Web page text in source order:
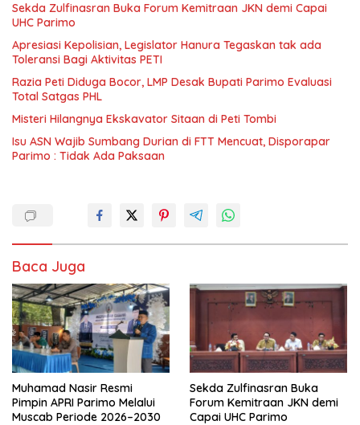
Sekda Zulfinasran Buka Forum Kemitraan JKN demi Capai
UHC Parimo
Apresiasi Kepolisian, Legislator Hanura Tegaskan tak ada
Toleransi Bagi Aktivitas PETI
Razia Peti Diduga Bocor, LMP Desak Bupati Parimo Evaluasi
Total Satgas PHL
Misteri Hilangnya Ekskavator Sitaan di Peti Tombi
Isu ASN Wajib Sumbang Durian di FTT Mencuat, Disporapar
Parimo : Tidak Ada Paksaan
Baca Juga
Muhamad Nasir Resmi
Pimpin APRI Parimo Melalui
Muscab Periode 2026–2030
Sekda Zulfinasran Buka
Forum Kemitraan JKN demi
Capai UHC Parimo